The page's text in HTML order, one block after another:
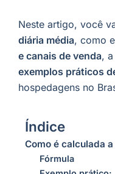
Neste artigo, você
diária média, como
e canais de venda,
exemplos práticos
hospedagens no
Índice
Como é calculada
Fórmula